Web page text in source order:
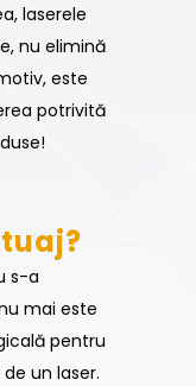
laserele
nu elimină
este
potrivită
s-a
mai este
pentru
un laser.